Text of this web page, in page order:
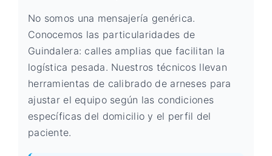
No somos una mensajería genérica.
Conocemos las particularidades de
Guindalera: calles amplias que facilitan la
logística pesada. Nuestros técnicos llevan
herramientas de calibrado de arneses para
ajustar el equipo según las condiciones
específicas del domicilio y el perfil del
paciente.